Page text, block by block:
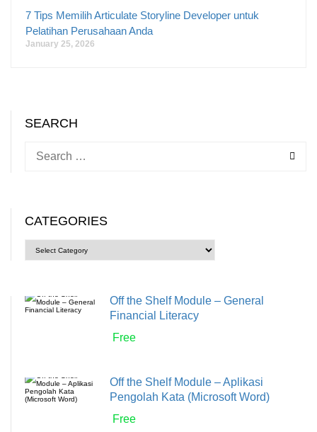
7 Tips Memilih Articulate Storyline Developer untuk
Pelatihan Perusahaan Anda
January 25, 2026
SEARCH
CATEGORIES
Off the Shelf Module – General
Financial Literacy
Free
Off the Shelf Module – Aplikasi
Pengolah Kata (Microsoft Word)
Free